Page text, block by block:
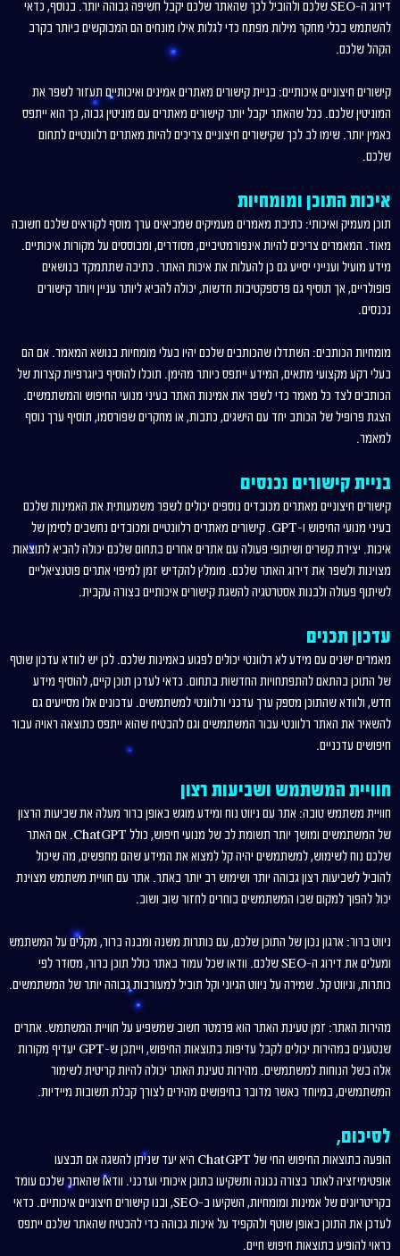
דירוג ה-SEO שלכם ולהוביל לכך שהאתר שלכם יקבל חשיפה גבוהה יותר. בנוסף, כדאי
להשתמש בכלי מחקר מילות מפתח כדי לגלות אילו מונחים הם המבוקשים ביותר בקרב
הקהל שלכם.
קישורים חיצוניים איכותיים: בניית קישורים מאתרים אמינים ואיכותיים תעזור לשפר את
המוניטין שלכם. ככל שהאתר יקבל יותר קישורים מאתרים עם מוניטין גבוה, כך הוא ייתפס
כאמין יותר. שימו לב לכך שקישורים חיצוניים צריכים להיות מאתרים רלוונטיים לתחום
שלכם.
איכות התוכן ומומחיות
תוכן מעמיק ואיכותי: כתיבת מאמרים מעמיקים שמביאים ערך מוסף לקוראים שלכם חשובה
מאוד. המאמרים צריכים להיות אינפורמטיביים, מסודרים, ומבוססים על מקורות איכותיים.
מידע מועיל וענייני יסייע גם כן להעלות את איכות האתר. כתיבה שתתמקד בנושאים
פופולריים, אך תוסיף גם פרספקטיבות חדשות, יכולה להביא ליותר עניין ויותר קישורים
נכנסים.
מומחיות הכותבים: השתדלו שהכותבים שלכם יהיו בעלי מומחיות בנושא המאמר. אם הם
בעלי רקע מקצועי מתאים, המידע ייתפס כיותר מהימן. תוכלו להוסיף ביוגרפיות קצרות של
הכותבים לצד כל מאמר כדי לשפר את אמינות האתר בעיני מנועי החיפוש והמשתמשים.
הצגת פרופיל של הכותב יחד עם הישגים, כתבות, או מחקרים שפורסמו, תוסיף ערך נוסף
למאמר.
בניית קישורים נכנסים
קישורים חיצוניים מאתרים מכובדים נוספים יכולים לשפר משמעותית את האמינות שלכם
בעיני מנועי החיפוש ו-GPT. קישורים מאתרים רלוונטיים ומכובדים נחשבים לסימן של
איכות. יצירת קשרים ושיתופי פעולה עם אתרים אחרים בתחום שלכם יכולה להביא לתוצאות
מצוינות ולשפר את דירוג האתר שלכם. מומלץ להקדיש זמן למיפוי אתרים פוטנציאליים
לשיתוף פעולה ולבנות אסטרטגיה להשגת קישורים איכותיים בצורה עקבית.
עדכון תכנים
מאמרים ישנים עם מידע לא רלוונטי יכולים לפגוע באמינות שלכם. לכן יש לוודא עדכון שוטף
של התוכן בהתאם להתפתחויות החדשות בתחום. כדאי לעדכן תוכן קיים, להוסיף מידע
חדש, ולוודא שהתוכן מספק ערך עדכני ורלוונטי למשתמשים. עדכונים אלו מסייעים גם
להשאיר את האתר רלוונטי עבור המשתמשים וגם להבטיח שהוא ייתפס כתוצאה ראויה עבור
חיפושים עדכניים.
חוויית המשתמש ושביעות רצון
חוויית משתמש טובה: אתר עם ניווט נוח ומידע מוגש באופן ברור מעלה את שביעות הרצון
של המשתמשים ומושך יותר תשומת לב של מנועי חיפוש, כולל ChatGPT. אם האתר
שלכם נוח לשימוש, למשתמשים יהיה קל למצוא את המידע שהם מחפשים, מה שיכול
להוביל לשביעות רצון גבוהה יותר ושימוש רב יותר באתר. אתר עם חוויית משתמש מצוינת
יכול להפוך למקום שבו המשתמשים בוחרים לחזור שוב ושוב.
ניווט ברור: ארגון נכון של התוכן שלכם, עם כותרות משנה ומבנה ברור, מקלים על המשתמש
ומעלים את דירוג ה-SEO שלכם. וודאו שכל עמוד באתר כולל תוכן ברור, מסודר לפי
כותרות, וניווט קל. שמירה על ניווט הגיוני וקל תוביל למעורבות גבוהה יותר של המשתמשים.
מהירות האתר: זמן טעינת האתר הוא פרמטר חשוב שמשפיע על חוויית המשתמש. אתרים
שנטענים במהירות יכולים לקבל עדיפות בתוצאות החיפוש, וייתכן ש-GPT יעדיף מקורות
אלה בשל הנוחות למשתמשים. מהירות טעינת האתר יכולה להיות קריטית לשימור
המשתמשים, במיוחד כאשר מדובר בחיפושים מהירים לצורך קבלת תשובות מיידיות.
לסיכום,
הופעה בתוצאות החיפוש החי של ChatGPT היא יעד שניתן להשגה אם תבצעו
אופטימיזציה לאתר בצורה נכונה ותשקיעו בתוכן איכותי ועדכני. וודאו שהאתר שלכם עומד
בקריטריונים של אמינות ומומחיות, השקיעו ב-SEO, ובנו קישורים חיצוניים איכותיים. כדאי
לעדכן את התוכן באופן שוטף ולהקפיד על איכות גבוהה כדי להבטיח שהאתר שלכם ייתפס
כראוי להופיע בתוצאות חיפוש חיים.